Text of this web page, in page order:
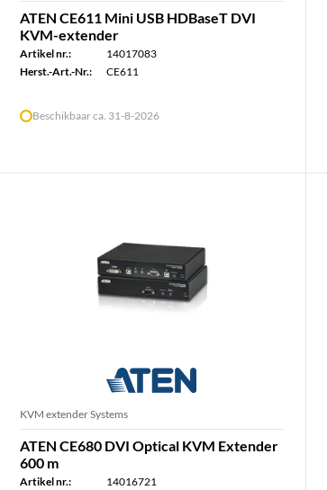
ATEN CE611 Mini USB HDBaseT DVI
KVM-extender
Artikel nr.:
14017083
Herst.-Art.-Nr.:
CE611
Beschikbaar ca. 31-8-2026
KVM extender Systems
ATEN CE680 DVI Optical KVM Extender
600 m
Artikel nr.:
14016721